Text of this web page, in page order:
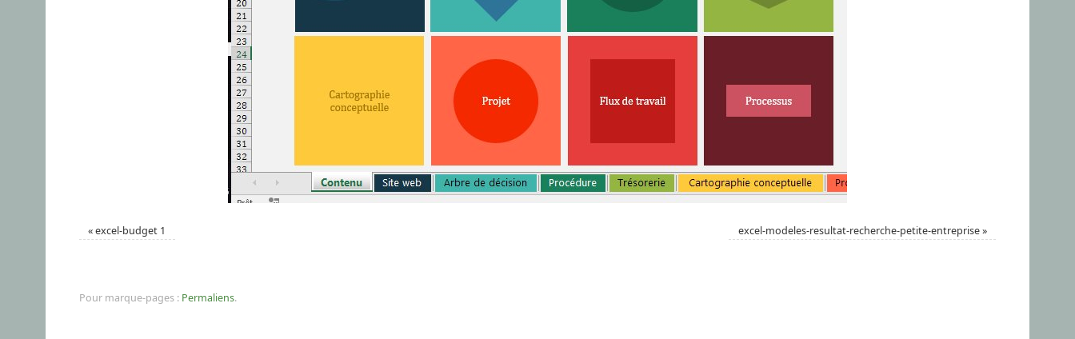
«excel-budget 1 excel-modeles-resultat-recherche-petite-entreprise»
Pour marque-pages : Permaliens.